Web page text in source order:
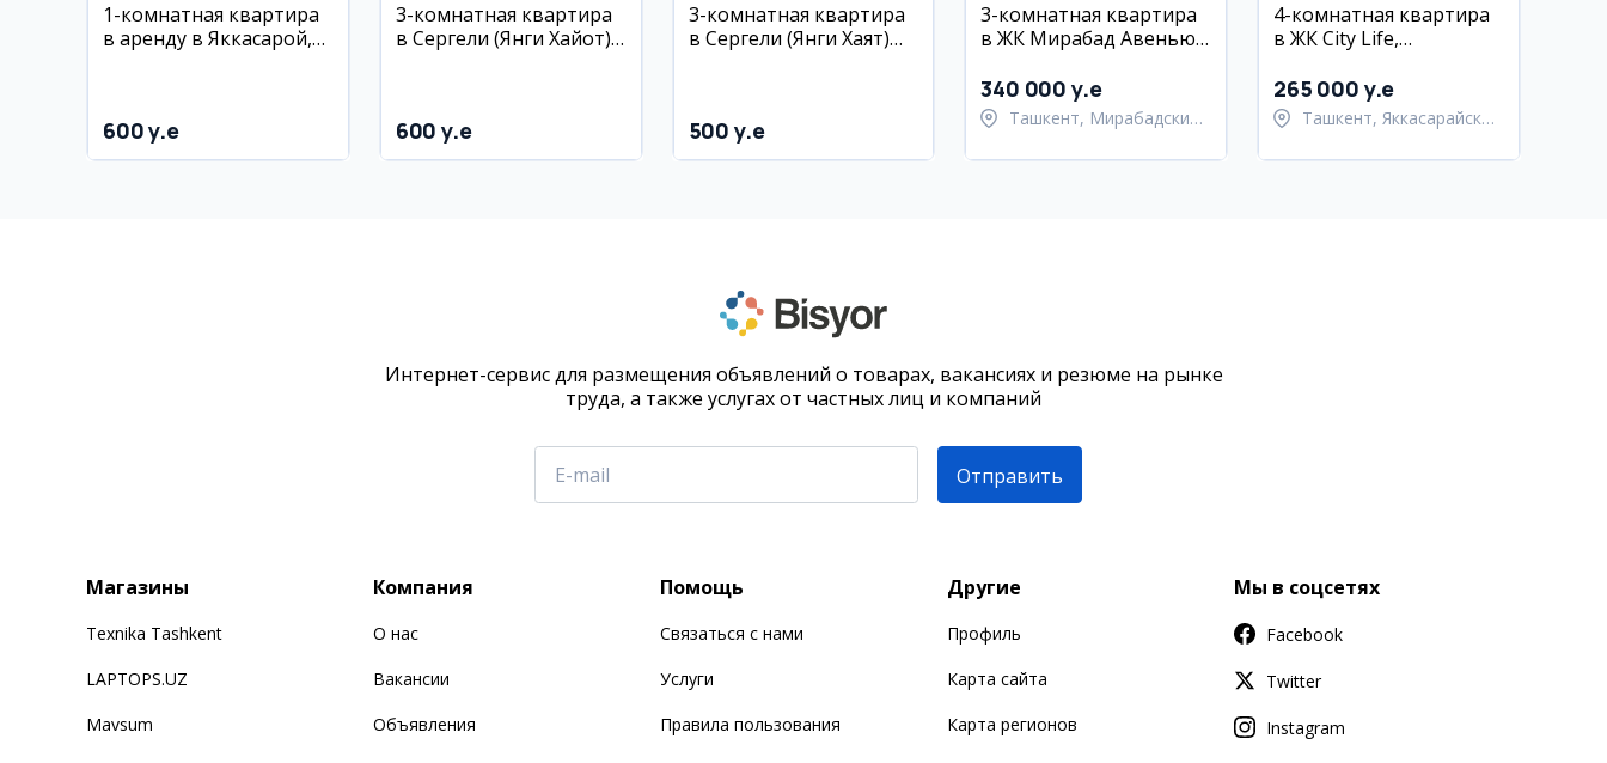
1-комнатная квартира
в аренду в Яккасарой,
600 y.e
3-комнатная квартира
в Сергели (Янги Хайот),
600 y.e
3-комнатная квартира
в Сергели (Янги Хаят)
500 y.e
3-комнатная квартира
в ЖК Мирабад Авенью,
340 000 y.e
Ташкент, Мирабадский
4-комнатная квартира
в ЖК City Life,
265 000 y.e
Ташкент, Яккасарайский
Интернет-сервис для размещения объявлений о товарах, вакансиях и резюме на рынке
труда, а также услугах от частных лиц и компаний
Отправить
Магазины
Texnika Tashkent
LAPTOPS.UZ
Mavsum
Компания
О нас
Вакансии
Объявления
Помощь
Связаться с нами
Услуги
Правила пользования
Другие
Профиль
Карта сайта
Карта регионов
Мы в соцсетях
Facebook
Twitter
Instagram